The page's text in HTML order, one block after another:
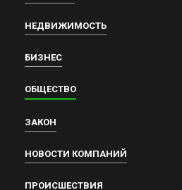
НЕДВИЖИМОСТЬ
БИЗНЕС
ОБЩЕСТВО
ЗАКОН
НОВОСТИ КОМПАНИЙ
ПРОИСШЕСТВИЯ